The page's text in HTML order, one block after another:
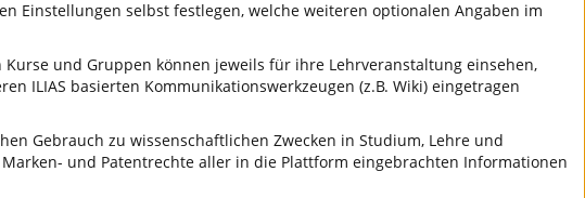
Einstellungen selbst festlegen, welche weiteren optionalen Angaben im
und Gruppen können jeweils für ihre Lehrveranstaltung einsehen,
ILIAS basierten Kommunikationswerkzeugen (z.B. Wiki) eingetragen
Gebrauch zu wissenschaftlichen Zwecken in Studium, Lehre und
und Patentrechte aller in die Plattform eingebrachten Informationen